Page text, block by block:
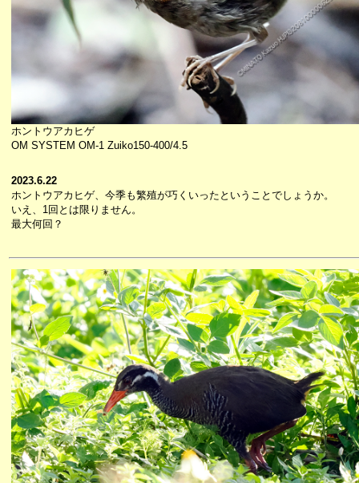
ホントウアカヒゲ
OM SYSTEM OM-1 Zuiko150-400/4.5
2023.6.22
ホントウアカヒゲ、今季も繁殖が巧くいったということでしょうか。
いえ、1回とは限りません。
最大何回？